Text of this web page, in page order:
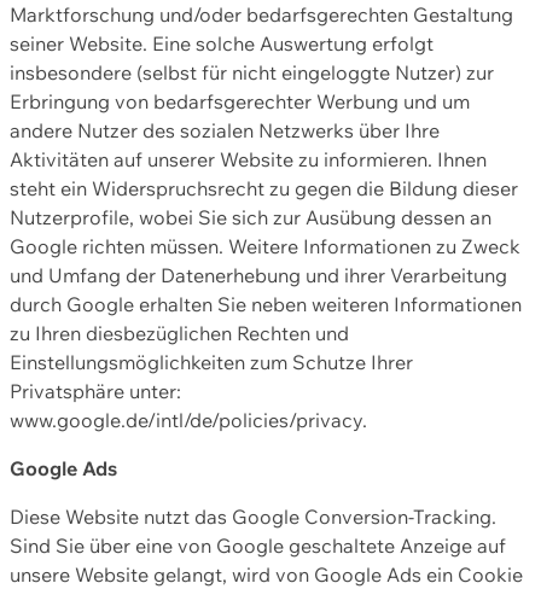
Marktforschung und/oder bedarfsgerechten Gestaltung
seiner Website. Eine solche Auswertung erfolgt
insbesondere (selbst für nicht eingeloggte Nutzer) zur
Erbringung von bedarfsgerechter Werbung und um
andere Nutzer des sozialen Netzwerks über Ihre
Aktivitäten auf unserer Website zu informieren. Ihnen
steht ein Widerspruchsrecht zu gegen die Bildung dieser
Nutzerprofile, wobei Sie sich zur Ausübung dessen an
Google richten müssen. Weitere Informationen zu Zweck
und Umfang der Datenerhebung und ihrer Verarbeitung
durch Google erhalten Sie neben weiteren Informationen
zu Ihren diesbezüglichen Rechten und
Einstellungsmöglichkeiten zum Schutze Ihrer
Privatsphäre unter:
www.google.de/intl/de/policies/privacy.
Google Ads
Diese Website nutzt das Google Conversion-Tracking.
Sind Sie über eine von Google geschaltete Anzeige auf
unsere Website gelangt, wird von Google Ads ein Cookie